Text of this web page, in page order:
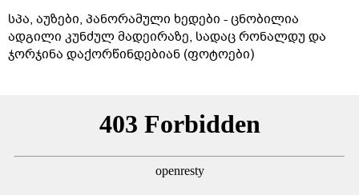
სპა, აუზები, პანორამული ხედები - ცნობილია
ადგილი კუნძულ მადეირაზე, სადაც რონალდუ და
ჯორჯინა დაქორწინდებიან (ფოტოები)